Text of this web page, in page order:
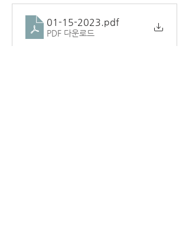
01-15-2023 .pdf
PDF 다운로드